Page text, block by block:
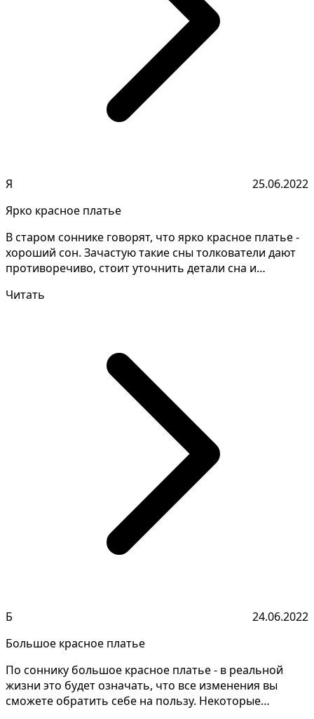
Я
25.06.2022
Ярко красное платье
В старом соннике говорят, что ярко красное платье -
хороший сон. Зачастую такие сны толкователи дают
противоречиво, стоит уточнить детали сна и
Читать
Б
24.06.2022
Большое красное платье
По соннику большое красное платье - в реальной
жизни это будет означать, что все изменения вы
сможете обратить себе на пользу. Некоторые